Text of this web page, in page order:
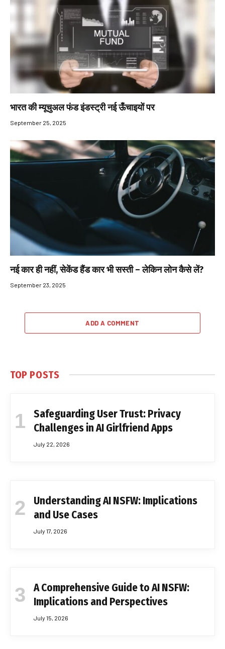
भारत की म्यूचुअल फंड इंडस्ट्री नई ऊँचाइयों पर
September 25, 2025
नई कार ही नहीं, सेकेंड हैंड कार भी सस्ती – लेकिन लोन कैसे लें?
September 23, 2025
ADD A COMMENT
TOP POSTS
Safeguarding User Trust: Privacy
Challenges in AI Girlfriend Apps
July 22, 2026
Understanding AI NSFW: Implications
and Use Cases
July 17, 2026
A Comprehensive Guide to AI NSFW:
Implications and Perspectives
July 15, 2026